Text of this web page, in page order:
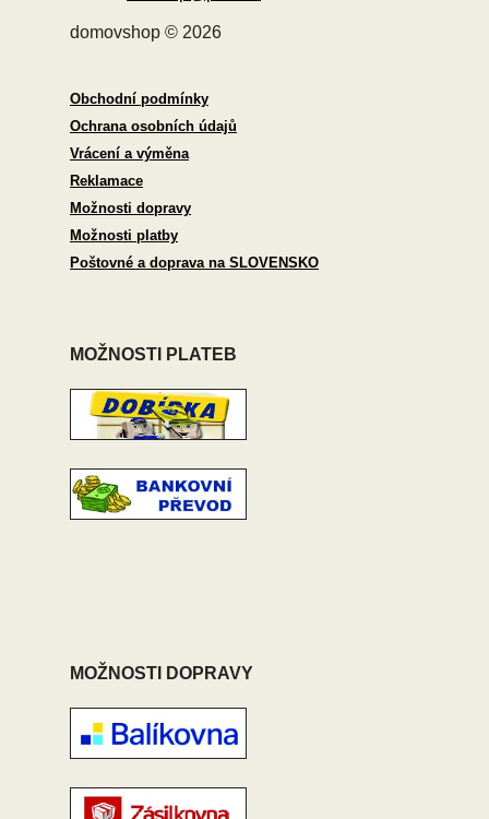
domovshop © 2026
Obchodní podmínky
Ochrana osobních údajů
Vrácení a výměna
Reklamace
Možnosti dopravy
Možnosti platby
Poštovné a doprava na SLOVENSKO
MOŽNOSTI PLATEB
MOŽNOSTI DOPRAVY